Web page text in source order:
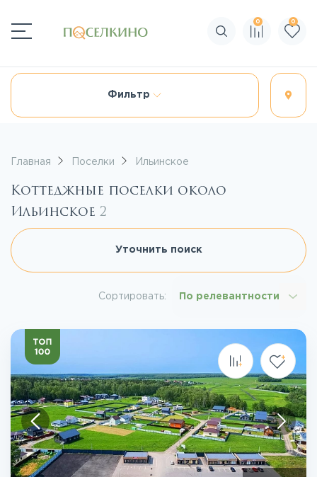
Поиск по сайту
0 0
Фильтр
Главная Поселки Ильинское
Коттеджные поселки около
Ильинское 2
Уточнить поиск
Сортировать: По релевантности